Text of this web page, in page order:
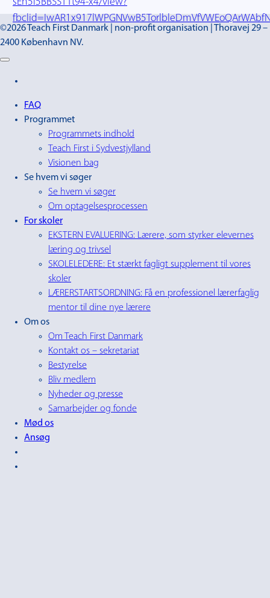
©2026 Teach First Danmark | non-profit organisation | Thoravej 29 –
2400 København NV.
FAQ
Programmet
Programmets indhold
Teach First i Sydvestjylland
Visionen bag
Se hvem vi søger
Se hvem vi søger
Om optagelsesprocessen
For skoler
EKSTERN EVALUERING: Lærere, som styrker elevernes
læring og trivsel
SKOLELEDERE: Et stærkt fagligt supplement til vores
skoler
LÆRERSTARTSORDNING: Få en professionel lærerfaglig
mentor til dine nye lærere
Om os
Om Teach First Danmark
Kontakt os – sekretariat
Bestyrelse
Bliv medlem
Nyheder og presse
Samarbejder og fonde
Mød os
Ansøg